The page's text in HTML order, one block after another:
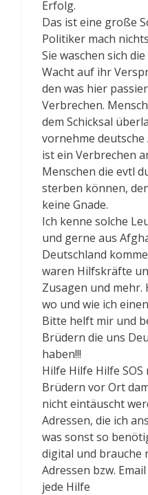
Erfolg.
Das ist eine große
Politiker mach
Sie waschen sich
Wacht auf ihr
den was hier
Verbrechen.
dem Schicksal
vornehme deutsche
ist ein Verbrechen
Menschen die evtl
sterben können,
keine Gnade.
Ich kenne solche
und gerne aus
Deutschland
waren Hilfskräfte
Zusagen und
wo und wie ich
Bitte helft mir und
Brüdern die uns
haben!!!
Hilfe Hilfe Hilfe
Brüdern vor Ort
nicht eintäuscht
Adressen, die ich
was sonst so
digital und brauche
Adressen bzw.
jede Hilfe